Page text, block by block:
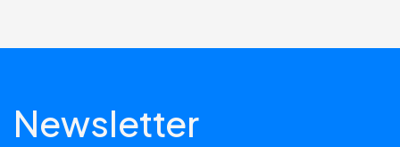
Newsletter